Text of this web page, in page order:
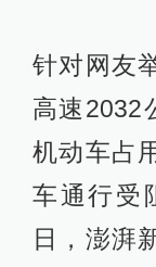
针对网友
高速2032
机动车占
车通行受
日，澎湃